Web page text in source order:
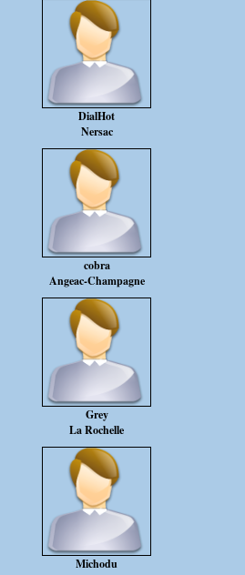
DialHot
Nersac
cobra
Angeac-Champagne
Grey
La Rochelle
Michodu